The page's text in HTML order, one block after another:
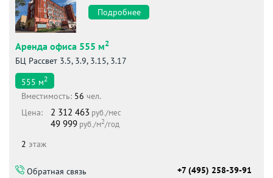
Подробнее
Аренда офиса 555 м2
БЦ Рассвет 3.5, 3.9, 3.15, 3.17
555 м2
Вместимоcть: 56 чел.
Цена:
2 312 463 руб./мес
49 999 руб./м2/год
2 этаж
Обратная связь +7 (495) 258-39-91